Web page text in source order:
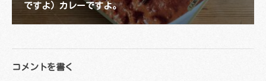
ですよ）カレーですよ。
コメントを書く